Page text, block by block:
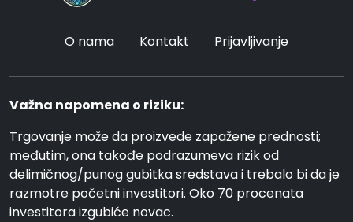
O nama Kontakt Prijavljivanje
Važna napomena o riziku:
Trgovanje može da proizvede zapažene prednosti;
međutim, ona takođe podrazumeva rizik od
delimičnog/punog gubitka sredstava i trebalo bi da je
razmotre početni investitori. Oko 70 procenata
investitora izgubiće novac.